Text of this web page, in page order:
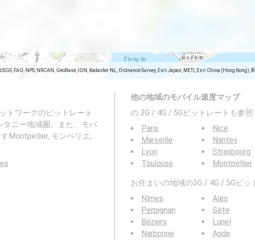
FAO, NPS, NRCAN, GeoBase, IGN, Kadaster NL, Ordnance Survey, Esri Japan, METI, Esri China (Hong
トワークのビットレート
タニー地域圏。また、モバ
Montpellier, モンペリエ,
他の地域のモバイル速度マップ
の 3G / 4G / 5Gビットレートも参
Paris
Marseille
Lyon
Toulouse
Nice
Nantes
Strasbourg
Montpellier
お住まいの地域の3G / 4G / 5Gビッ
Nîmes
Perpignan
Béziers
Narbonne
Alès
Sète
Lunel
Agde